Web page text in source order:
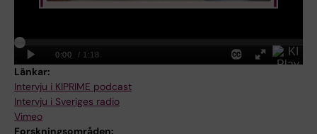
Länkar:
Intervju i KIPRIME podcast
Intervju i Sveriges radio
Vimeo
Forskningsområden: